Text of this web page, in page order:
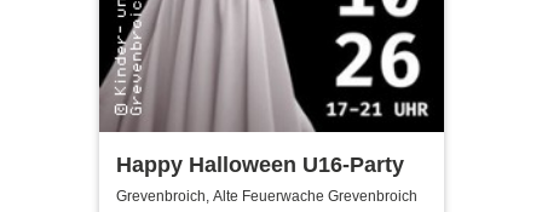
Happy Halloween U16-Party
Grevenbroich, Alte Feuerwache Grevenbroich